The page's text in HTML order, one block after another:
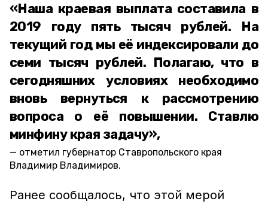
«Наша краевая выплата составила в
2019 году пять тысяч рублей. На
текущий год мы её индексировали до
семи тысяч рублей. Полагаю, что в
сегодняшних условиях необходимо
вновь вернуться к рассмотрению
вопроса о её повышении. Ставлю
минфину края задачу»,
отметил губернатор Ставропольского края
Владимир Владимиров.
Ранее сообщалось, что этой мерой